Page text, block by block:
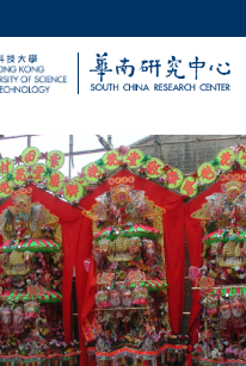
科大新聞
活@科大
教授簡錄